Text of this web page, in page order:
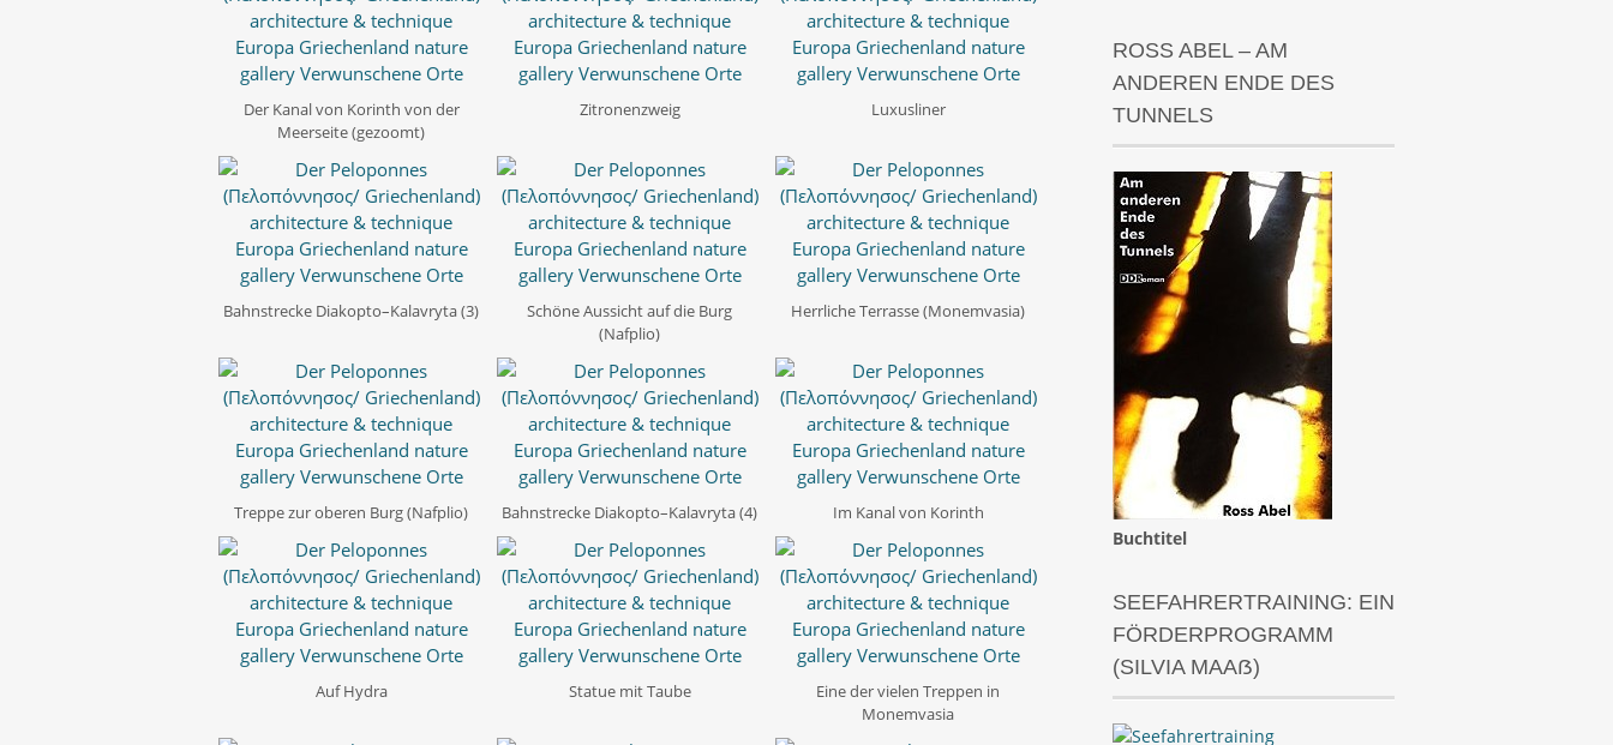
Der Kanal von Korinth von der
Meerseite (gezoomt)
Zitronenzweig Luxusliner
Bahnstrecke Diakopto–Kalavryta (3)
Schöne Aussicht auf die Burg
(Nafplio)
Herrliche Terrasse (Monemvasia)
Treppe zur oberen Burg (Nafplio) Bahnstrecke Diakopto–Kalavryta (4) Im Kanal von Korinth
Auf Hydra Statue mit Taube
Eine der vielen Treppen in
Monemvasia
ROSS ABEL – AM
ANDEREN ENDE DES
TUNNELS
Buchtitel
SEEFAHRERTRAINING: EIN
FÖRDERPROGRAMM
(SILVIA MAAẞ)